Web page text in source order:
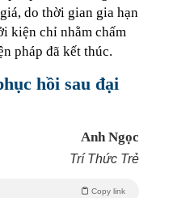
do thời gian gia hạn
kiện chỉ nhằm chấm
pháp đã kết thúc.
hồi sau đại
Anh Ngọc
Trí Thức Trẻ
Copy link